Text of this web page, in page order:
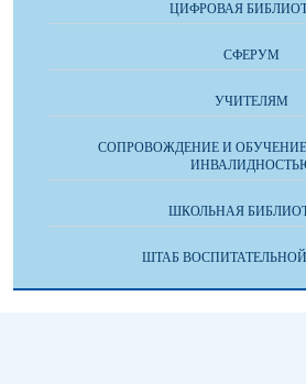
ЦИФРОВАЯ
СФЕРУМ
УЧИТЕЛЯМ
СОПРОВОЖДЕНИЕ И ОБУЧЕНИЕ
ШКОЛЬНАЯ
ШТАБ